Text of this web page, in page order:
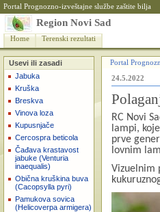
Portal Prognozno-izveštajne službe zaštite bilja
Region Novi Sad
Home Terenski rezultati
Usevi ili zasadi
Jabuka
Kruška
Breskva
Vinova loza
Kupusnjače
Cercospra beticola
Čađava krastavost
jabuke (Venturia
inaequalis)
Obična kruškina buva
(Cacopsylla pyri)
Pamukova sovica
(Helicoverpa armigera)
Portal
24.5.2022
RC Novi
lampi,
prve
lovnim
Vizuelnim